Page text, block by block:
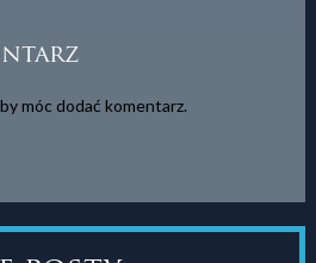
móc dodać komentarz.